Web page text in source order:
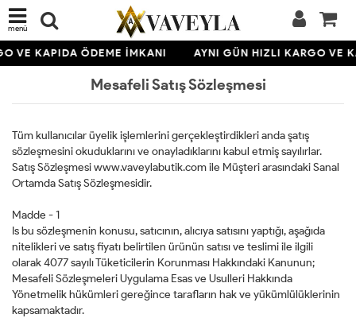
menü
VE KAPIDA ÖDEME İMKANI AYNI GÜN HIZLI KARGO VE
Mesafeli Satış Sözleşmesi
Tüm kullanıcılar üyelik işlemlerini gerçekleştirdikleri anda şatış
sözleşmesini okuduklarını ve onayladıklarını kabul etmiş sayılırlar.
Satış Sözleşmesi www.vaveylabutik.com ile Müşteri arasındaki Sanal
Ortamda Satış Sözleşmesidir.
Madde - 1
Is bu sözleşmenin konusu, satıcının, alıcıya satısını yaptığı, aşağıda
nitelikleri ve satış fiyatı belirtilen ürünün satısı ve teslimi ile ilgili
olarak 4077 sayılı Tüketicilerin Korunması Hakkındaki Kanunun;
Mesafeli Sözleşmeleri Uygulama Esas ve Usulleri Hakkında
Yönetmelik hükümleri gereğince tarafların hak ve yükümlülüklerinin
kapsamaktadır.